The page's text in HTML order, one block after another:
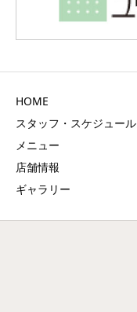
HOME
スタッフ・スケジュール
メニュー
店舗情報
ギャラリー